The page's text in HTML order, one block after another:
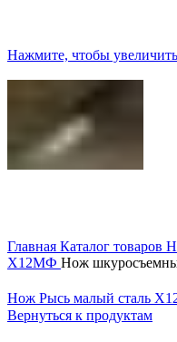
Нажмите, чтобы увеличить
Главная Каталог товаров
Х12МФ Нож
Нож Рысь малый сталь
Вернуться к продуктам